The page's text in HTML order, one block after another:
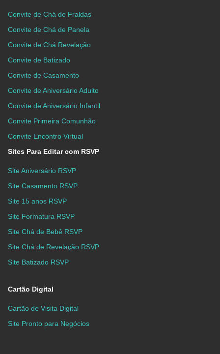
Convite de Chá de Fraldas
Convite de Chá de Panela
Convite de Chá Revelação
Convite de Batizado
Convite de Casamento
Convite de Aniversário Adulto
Convite de Aniversário Infantil
Convite Primeira Comunhão
Convite Encontro Virtual
Sites Para Editar com RSVP
Site Aniversário RSVP
Site Casamento RSVP
Site 15 anos RSVP
Site Formatura RSVP
Site Chá de Bebê RSVP
Site Chá de Revelação RSVP
Site Batizado RSVP
Cartão Digital
Cartão de Visita Digital
Site Pronto para Negócios